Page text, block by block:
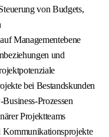
von Budgets,
Managementebene
und
bei Bestandskunden
Prozessen
Projektteams
Kommunikationsprojekte